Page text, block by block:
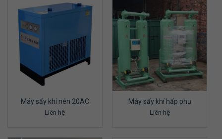
Máy sấy khí nén 20AC
Liên hệ
Máy sấy khí hấp phụ
Liên hệ